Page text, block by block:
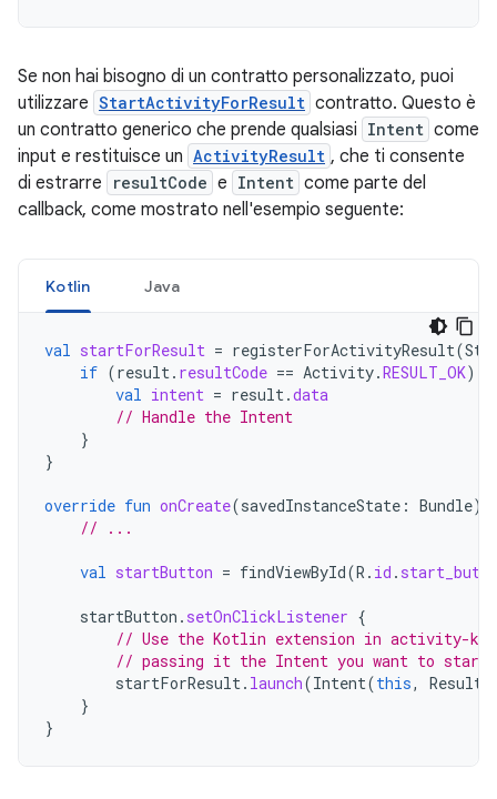
Se non hai bisogno di un contratto personalizzato, puoi
utilizzare StartActivityForResult contratto. Questo è
un contratto generico che prende qualsiasi Intent come
input e restituisce un ActivityResult , che ti consente
di estrarre
resultCode e Intent come parte del
callback, come mostrato nell'esempio seguente:
Kotlin Java
val startForResult = registerForActivityResult(
if (result. resultCode == Activity.RESULT_OK)
val intent = result.data
// Handle the Intent
}
}
override fun onCreate(savedInstanceState : Bundle)
// ...
val startButton = findViewById(R . id .
startButton . setOnClickListener {
// Use the Kotlin extension in activity-ktx
// passing it the Intent you want to start
startForResult. launch(Intent(this,
}
}